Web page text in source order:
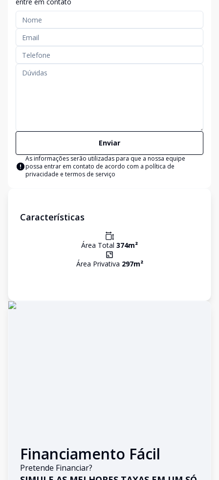
Enviar
As informações serão utilizadas para que a nossa equipe
possa entrar em contato de acordo com a política de
privacidade e termos de serviço
Características
Área Total 374m²
Área Privativa 297m²
Financiamento Fácil
Pretende Financiar?